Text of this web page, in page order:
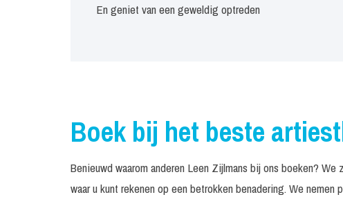
En geniet van een geweldig optreden
Boek bij het beste
Benieuwd waarom anderen Leen Zijlmans bij ons boeken?
waar u kunt rekenen op een betrokken benadering. We